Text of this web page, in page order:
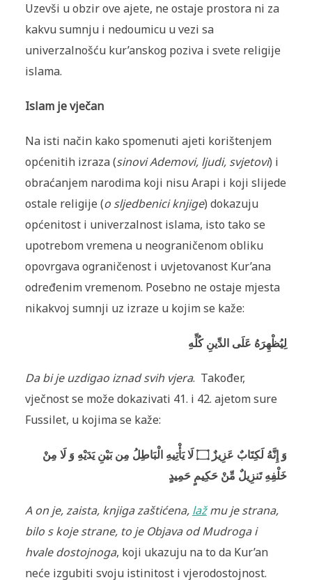
Uzevši u obzir ove ajete, ne ostaje prostora ni za
kakvu sumnju i nedoumicu u vezi sa
univerzalnošću kur’anskog poziva i svete religije
islama.
Islam je vječan
Na isti način kako spomenuti ajeti korištenjem
općenitih izraza (sinovi Ademovi, ljudi, svjetovi) i
obraćanjem narodima koji nisu Arapi i koji slijede
ostale religije (o sljedbenici knjige) dokazuju
općenitost i univerzalnost islama, isto tako se
upotrebom vremena u neograničenom obliku
opovrgava ograničenost i uvjetovanost Kur’ana
određenim vremenom. Posebno ne ostaje mjesta
nikakvoj sumnji uz izraze u kojim se kaže:
لِيُظْهِرَهُ عَلَى الدِّينِ كُلِّهِ
Da bi je uzdigao iznad svih vjera. Također,
vječnost se može dokazivati 41. i 42. ajetom sure
Fussilet, u kojima se kaže:
وَ إِنَّهُ لَكِتَابٌ عَزِيزٌ ۝ لَا يَأْتِيهِ الْبَاطِلُ مِن بَيْنِ يَدَيْهِ وَ لَا مِنْ
خَلْفِهِ تَنزِيلٌ مِّنْ حَكِيمٍ حَمِيدٍ
A on je, zaista, knjiga zaštićena, lažmu je strana,
bilo s koje strane, to je Objava od Mudroga i
hvale dostojnoga, koji ukazuju na to da Kur’an
neće izgubiti svoju istinitost i vjerodostojnost.